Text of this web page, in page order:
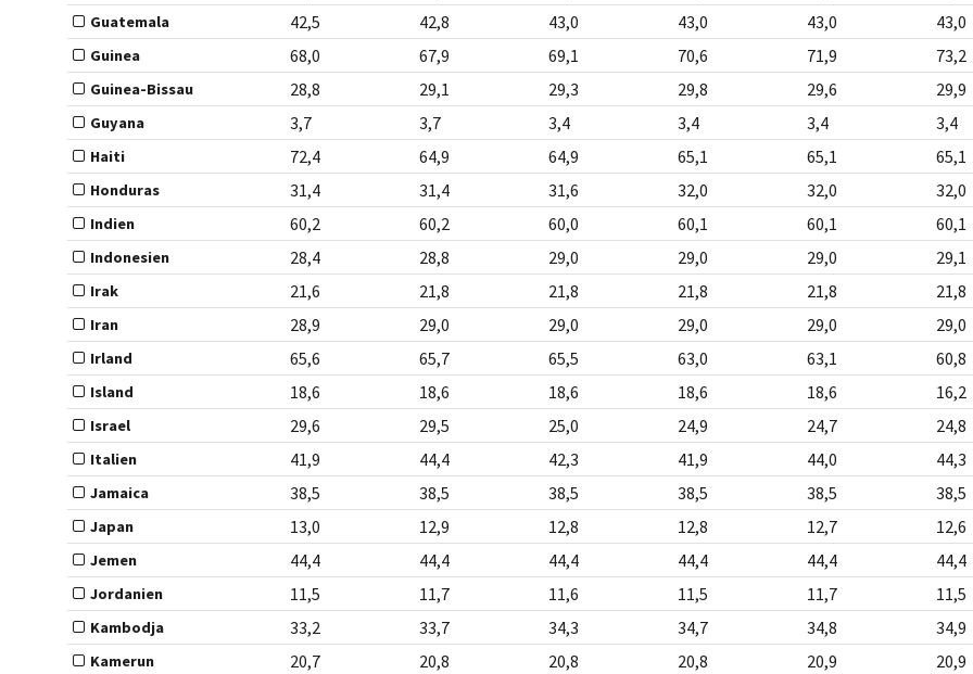
Guatemala 42,5 42,8 43,0 43,0 43,0 43,0
Guinea 68,0 67,9 69,1 70,6 71,9 73,2
Guinea-Bissau 28,8 29,1 29,3 29,8 29,6 29,9
Guyana 3,7 3,7 3,4 3,4 3,4 3,4
Haiti 72,4 64,9 64,9 65,1 65,1 65,1
Honduras 31,4 31,4 31,6 32,0 32,0 32,0
Indien 60,2 60,2 60,0 60,1 60,1 60,1
Indonesien 28,4 28,8 29,0 29,0 29,0 29,1
Irak 21,6 21,8 21,8 21,8 21,8 21,8
Iran 28,9 29,0 29,0 29,0 29,0 29,0
Irland 65,6 65,7 65,5 63,0 63,1 60,8
Island 18,6 18,6 18,6 18,6 18,6 16,2
Israel 29,6 29,5 25,0 24,9 24,7 24,8
Italien 41,9 44,4 42,3 41,9 44,0 44,3
Jamaica 38,5 38,5 38,5 38,5 38,5 38,5
Japan 13,0 12,9 12,8 12,8 12,7 12,6
Jemen 44,4 44,4 44,4 44,4 44,4 44,4
Jordanien 11,5 11,7 11,6 11,5 11,7 11,5
Kambodja 33,2 33,7 34,3 34,7 34,8 34,9
Kamerun 20,7 20,8 20,8 20,8 20,9 20,9